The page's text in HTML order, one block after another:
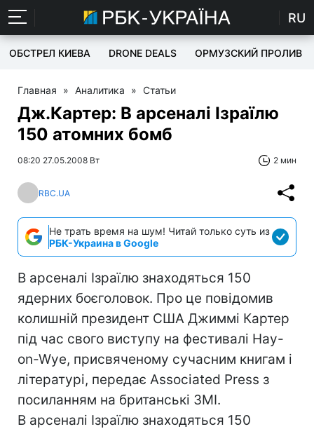
RU
ОБСТРЕЛ КИЕВА DRONE DEALS ОРМУЗСКИЙ ПРОЛИВ
Главная » Аналитика » Статьи
Дж.Картер: В арсеналі Ізраїлю
150 атомних бомб
08:20 27.05.2008 Вт 2 мин
RBC.UA
Не трать время на шум! Читай только суть из
РБК-Украина в Google
В арсеналі Ізраїлю знаходяться 150
ядерних боєголовок. Про це повідомив
колишній президент США Джиммі Картер
під час свого виступу на фестивалі Hay-
on-Wye, присвяченому сучасним книгам і
літературі, передає Associated Press з
посиланням на британські ЗМІ.
В арсеналі Ізраїлю знаходяться 150